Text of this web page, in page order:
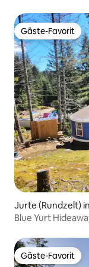
Gäste-Favorit
Gäste-Favorit
Jurte (Rundzelt)
Blue Yurt
Gäste-Favorit
Gäste-Favorit